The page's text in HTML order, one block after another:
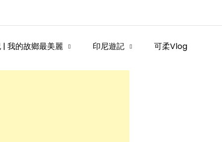
| 我的故鄉最美麗 印尼遊記 可柔Vlog